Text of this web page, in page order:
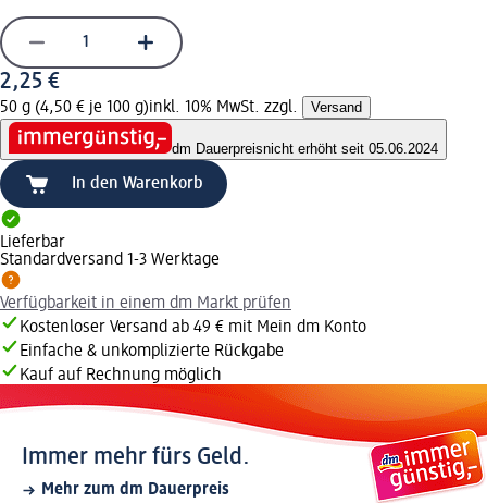
2,25 €
50 g (4,50 € je 100 g)inkl. 10% MwSt. zzgl. Versand
dm Dauerpreisnicht erhöht seit 05.06.2024
In den Warenkorb
Lieferbar
Standardversand 1-3 Werktage
Verfügbarkeit in einem dm Markt prüfen
Kostenloser Versand ab 49 € mit Mein dm Konto
Einfache & unkomplizierte Rückgabe
Kauf auf Rechnung möglich
Immer mehr fürs Geld.
Mehr zum dm Dauerpreis